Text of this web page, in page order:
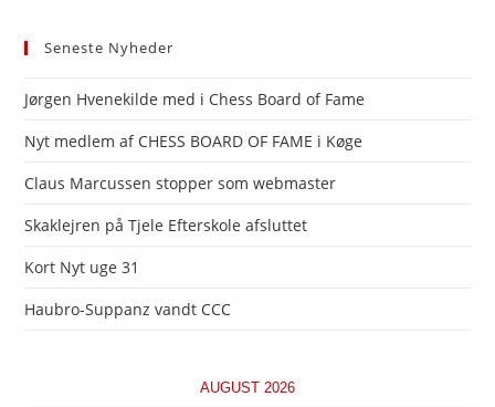
Seneste Nyheder
Jørgen Hvenekilde med i Chess Board of Fame
Nyt medlem af CHESS BOARD OF FAME i Køge
Claus Marcussen stopper som webmaster
Skaklejren på Tjele Efterskole afsluttet
Kort Nyt uge 31
Haubro-Suppanz vandt CCC
AUGUST 2026